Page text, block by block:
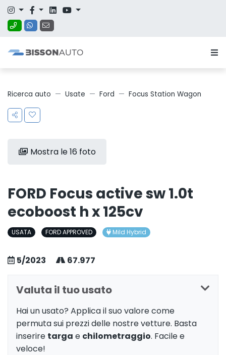
Ricerca auto Usate Ford Focus Station Wagon
Mostra le 16 foto
FORD Focus active sw 1.0t
ecoboost h x 125cv
USATA FORD APPROVED Mild Hybrid
5/2023 67.977
Valuta il tuo usato
Hai un usato? Applica il suo valore come
permuta sui prezzi delle nostre vetture. Basta
inserire targa e chilometraggio. Facile e
veloce!